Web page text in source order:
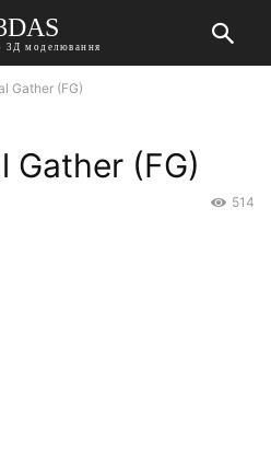
3Д моделювання
Gather (FG)
Gather (FG)
514